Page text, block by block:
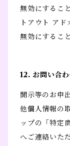
無効にするこ
トアウト アド
無効にするこ
12. お問い合
開示等のお申
他個人情報の
ップの「特定
へご連絡いた